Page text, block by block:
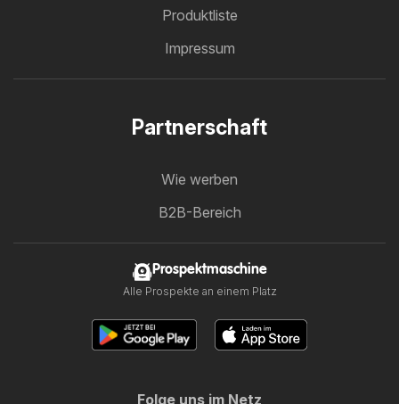
Produktliste
Impressum
Partnerschaft
Wie werben
B2B-Bereich
Prospektmaschine
Alle Prospekte an einem Platz
Folge uns im Netz